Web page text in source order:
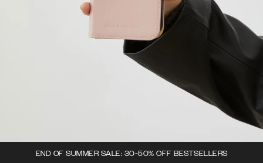
END OF SUMMER SALE: 30-50% OFF BESTSELLERS